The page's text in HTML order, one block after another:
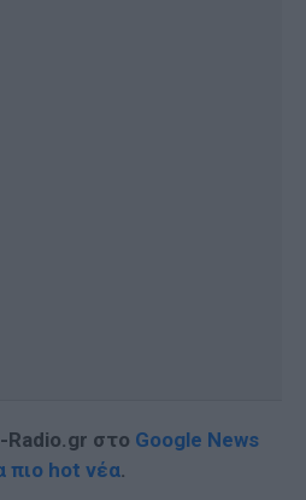
Radio.gr στο Google News
πιο hot νέα.